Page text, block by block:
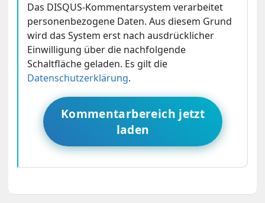
Das DISQUS-Kommentarsystem verarbeitet
personenbezogene Daten. Aus diesem Grund
wird das System erst nach ausdrücklicher
Einwilligung über die nachfolgende
Schaltfläche geladen. Es gilt die
Datenschutzerklärung.
Kommentarbereich jetzt
laden